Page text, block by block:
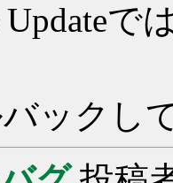
Update
ックし